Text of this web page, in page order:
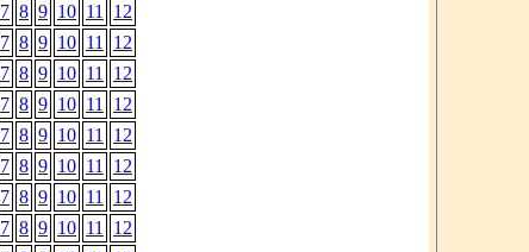
7 8 9 10 11
12
7 8 9 10 11
12
7 8 9 10 11
12
7 8 9 10 11
12
7 8 9 10 11
12
7 8 9 10 11
12
7 8 9 10 11
12
7 8 9 10 11
12